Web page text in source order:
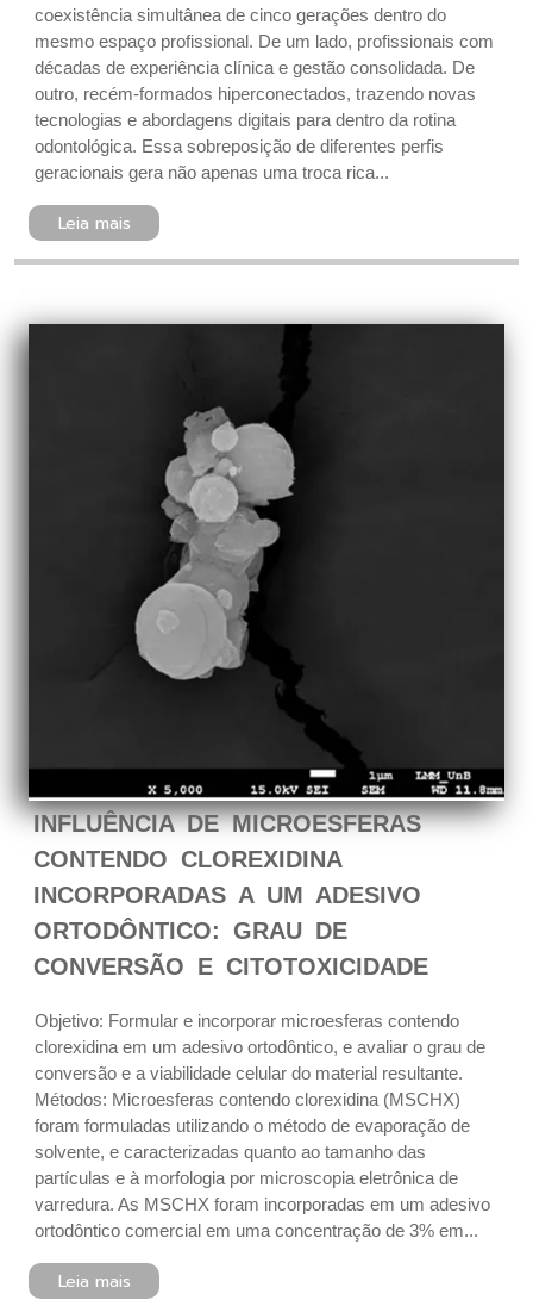
coexistência simultânea de cinco gerações dentro do
mesmo espaço profissional. De um lado, profissionais com
décadas de experiência clínica e gestão consolidada. De
outro, recém-formados hiperconectados, trazendo novas
tecnologias e abordagens digitais para dentro da rotina
odontológica. Essa sobreposição de diferentes perfis
geracionais gera não apenas uma troca rica...
Leia mais
INFLUÊNCIA DE MICROESFERAS
CONTENDO CLOREXIDINA
INCORPORADAS A UM ADESIVO
ORTODÔNTICO: GRAU DE
CONVERSÃO E CITOTOXICIDADE
Objetivo: Formular e incorporar microesferas contendo
clorexidina em um adesivo ortodôntico, e avaliar o grau de
conversão e a viabilidade celular do material resultante.
Métodos: Microesferas contendo clorexidina (MSCHX)
foram formuladas utilizando o método de evaporação de
solvente, e caracterizadas quanto ao tamanho das
partículas e à morfologia por microscopia eletrônica de
varredura. As MSCHX foram incorporadas em um adesivo
ortodôntico comercial em uma concentração de 3% em...
Leia mais